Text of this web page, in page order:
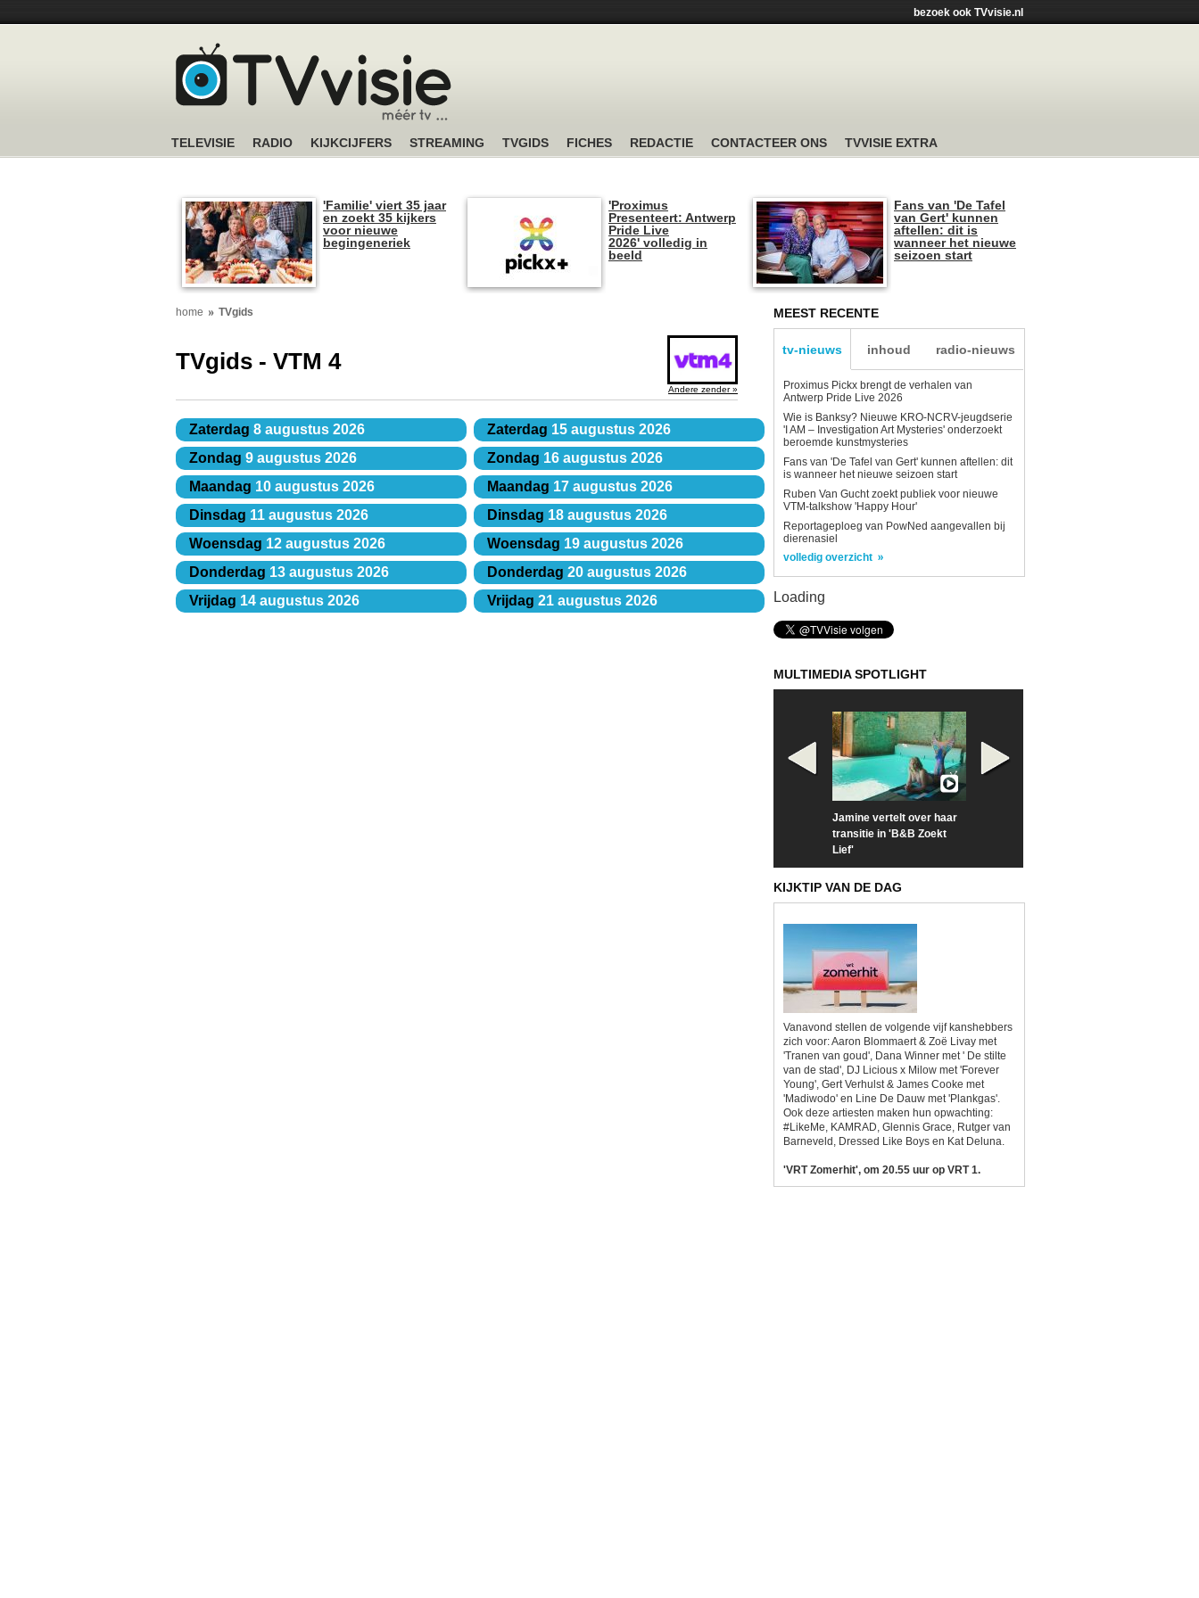
bezoek ook TVvisie.nl
TELEVISIE RADIO KIJKCIJFERS STREAMING TVGIDS FICHES REDACTIE CONTACTEER ONS TVVISIE EXTRA
'Familie' viert 35 jaar
en zoekt 35 kijkers
voor nieuwe
begingeneriek
'Proximus
Presenteert: Antwerp
Pride Live
2026' volledig in
beeld
Fans van 'De Tafel
van Gert' kunnen
aftellen: dit is
wanneer het nieuwe
seizoen start
home TVgids
TVgids - VTM 4
Andere zender »
Zaterdag 8 augustus 2026
Zondag 9 augustus 2026
Maandag 10 augustus 2026
Dinsdag 11 augustus 2026
Woensdag 12 augustus 2026
Donderdag 13 augustus 2026
Vrijdag 14 augustus 2026
Zaterdag 15 augustus 2026
Zondag 16 augustus 2026
Maandag 17 augustus 2026
Dinsdag 18 augustus 2026
Woensdag 19 augustus 2026
Donderdag 20 augustus 2026
Vrijdag 21 augustus 2026
MEEST RECENTE
tv-nieuws inhoud radio-nieuws
Proximus Pickx brengt de verhalen van
Antwerp Pride Live 2026
Wie is Banksy? Nieuwe KRO-NCRV-jeugdserie
'I AM – Investigation Art Mysteries' onderzoekt
beroemde kunstmysteries
Fans van 'De Tafel van Gert' kunnen aftellen: dit
is wanneer het nieuwe seizoen start
Ruben Van Gucht zoekt publiek voor nieuwe
VTM-talkshow 'Happy Hour'
Reportageploeg van PowNed aangevallen bij
dierenasiel
volledig overzicht
Loading
MULTIMEDIA SPOTLIGHT
Jamine vertelt over haar
transitie in 'B&B Zoekt
Lief'
KIJKTIP VAN DE DAG
Vanavond stellen de volgende vijf kanshebbers
zich voor: Aaron Blommaert & Zoë Livay met
'Tranen van goud', Dana Winner met ' De stilte
van de stad', DJ Licious x Milow met 'Forever
Young', Gert Verhulst & James Cooke met
'Madiwodo' en Line De Dauw met 'Plankgas'.
Ook deze artiesten maken hun opwachting:
#LikeMe, KAMRAD, Glennis Grace, Rutger van
Barneveld, Dressed Like Boys en Kat Deluna.
'VRT Zomerhit', om 20.55 uur op VRT 1.